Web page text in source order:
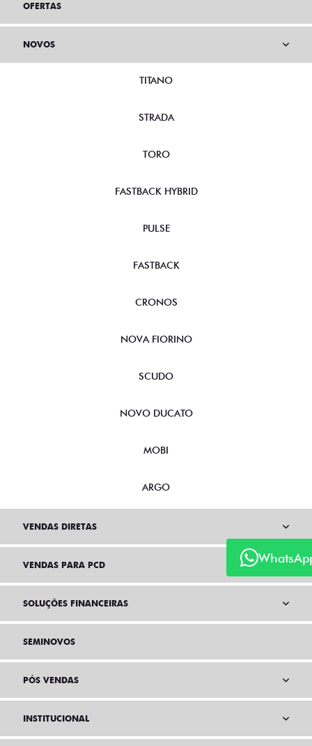
OFERTAS
NOVOS
TITANO
STRADA
TORO
FASTBACK HYBRID
PULSE
FASTBACK
CRONOS
NOVA FIORINO
SCUDO
NOVO DUCATO
MOBI
ARGO
VENDAS DIRETAS
VENDAS PARA PCD
SOLUÇÕES FINANCEIRAS
SEMINOVOS
PÓS VENDAS
INSTITUCIONAL